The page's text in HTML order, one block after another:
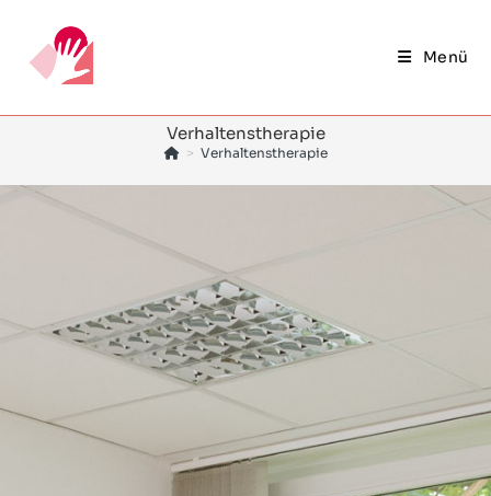
springen
Menü
Verhaltenstherapie
> Verhaltenstherapie